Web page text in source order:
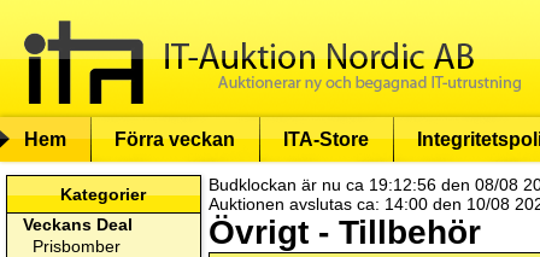
Hem Förra veckan ITA-Store
Kategorier
Veckans Deal
Prisbomber
Budklockan är nu ca 19:12:56 den 08/08
Auktionen avslutas ca: 14:00 den 10/08
Övrigt - Tillbehör